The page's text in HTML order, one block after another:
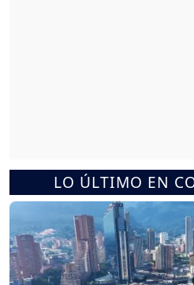
LO ÚLTIMO EN